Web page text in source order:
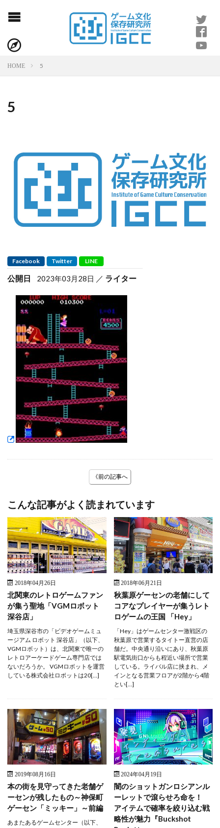
HOME 5
5
Facebook Twitter LINE
公開日 2023年03月28日 ライター
《前の記事へ
こんな記事がよく読まれています
2018年04月26日
北関東のレトロゲームファン
が集う聖地「VGMロボット
深谷店」
埼玉県深谷市の「ビデオゲームミュ
ージアム ロボット 深谷店」（以下、
VGMロボット）は、北関東で唯一の
レトロアーケードゲーム専門店では
ないだろうか。 VGMロボットを運営
している株式会社ロボットは20[…]
2018年06月21日
秋葉原ゲーセンの老舗にして
コアなプレイヤーが集うレト
ロゲームの王国 「Hey」
「Hey」はゲームセンター激戦区の
秋葉原で営業するタイトー直営の店
舗だ。中央通り沿いにあり、秋葉原
駅電気街口からも程近い場所で営業
している。ライバル店に挟まれ、メ
インとなる営業フロアが2階から4階
とい[…]
2019年08月16日
本の街を見守ってきた老舗ゲ
ーセンが残したもの～神保町
ゲーセン「ミッキー」～前編
あまたあるゲームセンター（以下、
2024年04月19日
闇のショットガンロシアンル
ーレットで滾らせろ命を！
アイテムで確率を絞り込む戦
略性が魅力『Buckshot